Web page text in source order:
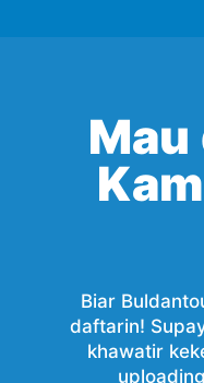
Biar
daftarin!
khawatir